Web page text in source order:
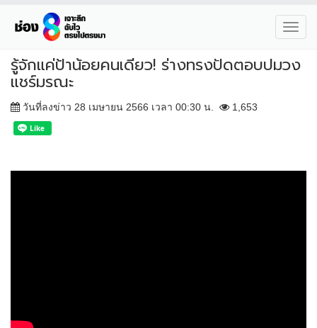
รู้จักแค่ป้าน้อยคนเดียว! ร่างทรงปัดตอบปมวง
แชร์มรณะ
วันที่ลงข่าว 28 เมษายน 2566 เวลา 00:30 น. 1,653